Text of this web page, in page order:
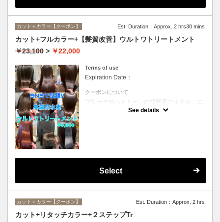
カット＋カラー【クーポン】 Est. Duration：Approx. 2 hrs30 mins
カット+フルカラー+【髪質改善】ウルトワトリートメント
￥23,100 > ￥22,000
Terms of use
Expiration Date：
クーポンについて
ブリーチやハイトーンの韓国系アイドル、エ
イジング毛にお悩みの美魔女も夢中！全ての
世代、髪質、メニューに対応できる髪質改善
See details
Select
カット＋カラー【クーポン】 Est. Duration：Approx. 2 hrs
カット+リタッチカラー+２ステップTr